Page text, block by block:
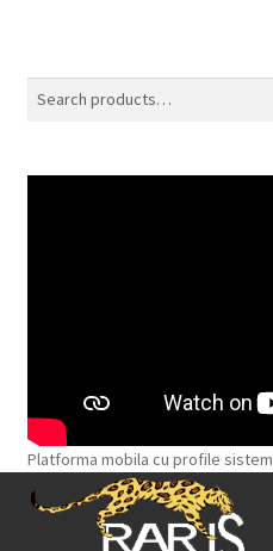
Search
Platforma mobila cu profile sistem